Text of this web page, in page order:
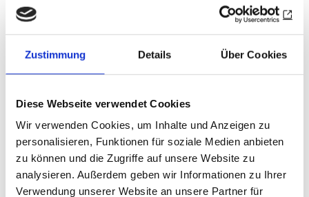
Zustimmung Details Über Cookies
Diese Webseite verwendet Cookies
Wir verwenden Cookies, um Inhalte und Anzeigen zu
personalisieren, Funktionen für soziale Medien anbieten
zu können und die Zugriffe auf unsere Website zu
analysieren. Außerdem geben wir Informationen zu Ihrer
Verwendung unserer Website an unsere Partner für
Björn:Deshalb haben wir uns auch bewusst für
zwei Formate innerhalb eines Podcasts
entschieden. Im Rotary Deeplight Talk führe ich
Gespräche mit Experten, Vordenkern, Autoren
und Persönlichkeiten, die etwas Substanzielles